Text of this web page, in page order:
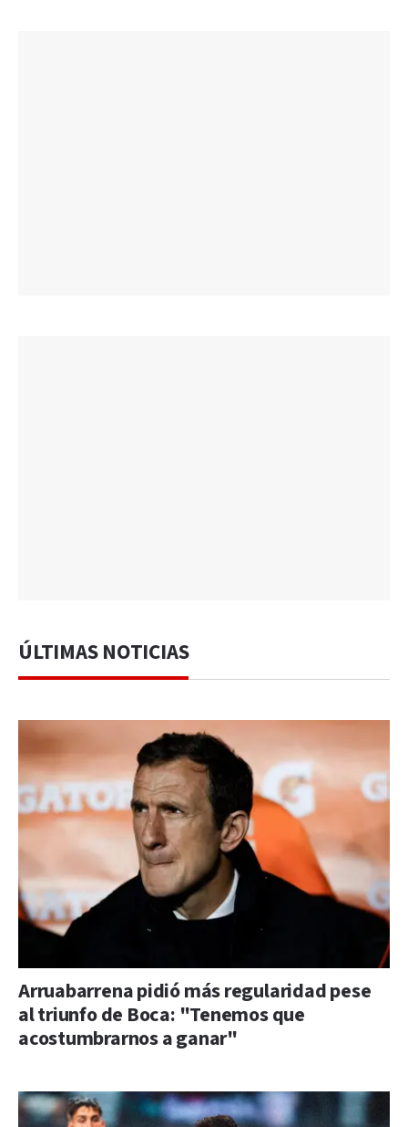
ÚLTIMAS NOTICIAS
Arruabarrena pidió más regularidad pese
al triunfo de Boca: "Tenemos que
acostumbrarnos a ganar"